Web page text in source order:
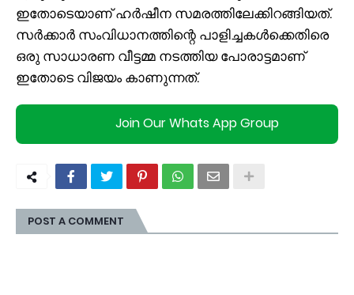
ഇതോടെയാണ് ഹർഷീന സമരത്തിലേക്കിറങ്ങിയത്.
സർക്കാർ സംവിധാനത്തിന്റെ പാളിച്ചകൾക്കെതിരെ
ഒരു സാധാരണ വീട്ടമ്മ നടത്തിയ പോരാട്ടമാണ്
ഇതോടെ വിജയം കാണുന്നത്.
Join Our Whats App Group
POST A COMMENT